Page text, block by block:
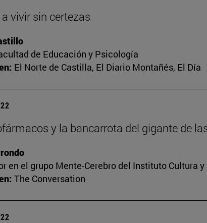
vivir sin certezas
de Educación y Psicología
El Norte de Castilla, El Diario Montañés, El Día
y la bancarrota del gigante de
en el grupo Mente-Cerebro del Instituto Cultura
The Conversation